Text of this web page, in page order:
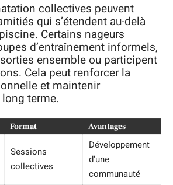
collectives peuvent
qui s’étendent au-delà
Certains nageurs
d’entraînement informels,
ensemble ou participent
Cela peut renforcer la
et maintenir
long terme.
Format Avantages
Sessions
collectives
Développement
d’une
communauté